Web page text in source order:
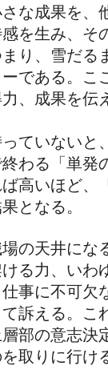
な成果を、
を生み、そ
り、雪だる
である。こ
、成果を伝
ていないと
わる「単発
高いほど、
となる。
の天井にな
る力、いわ
事に不可欠
訴える。こ
部の意志決
取りに行け